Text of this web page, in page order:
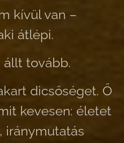
kívül van –
átlépi.
állt tovább.
dicsőséget. Ő
kevesen: életet
iránymutatás